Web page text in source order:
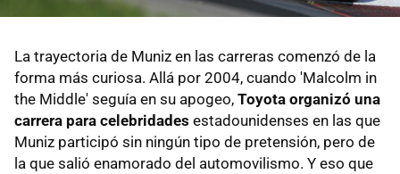
La trayectoria de Muniz en las carreras comenzó de la
forma más curiosa. Allá por 2004, cuando 'Malcolm in
the Middle' seguía en su apogeo, Toyota organizó una
carrera para celebridades estadounidenses en las que
Muniz participó sin ningún tipo de pretensión, pero de
la que salió enamorado del automovilismo. Y eso que